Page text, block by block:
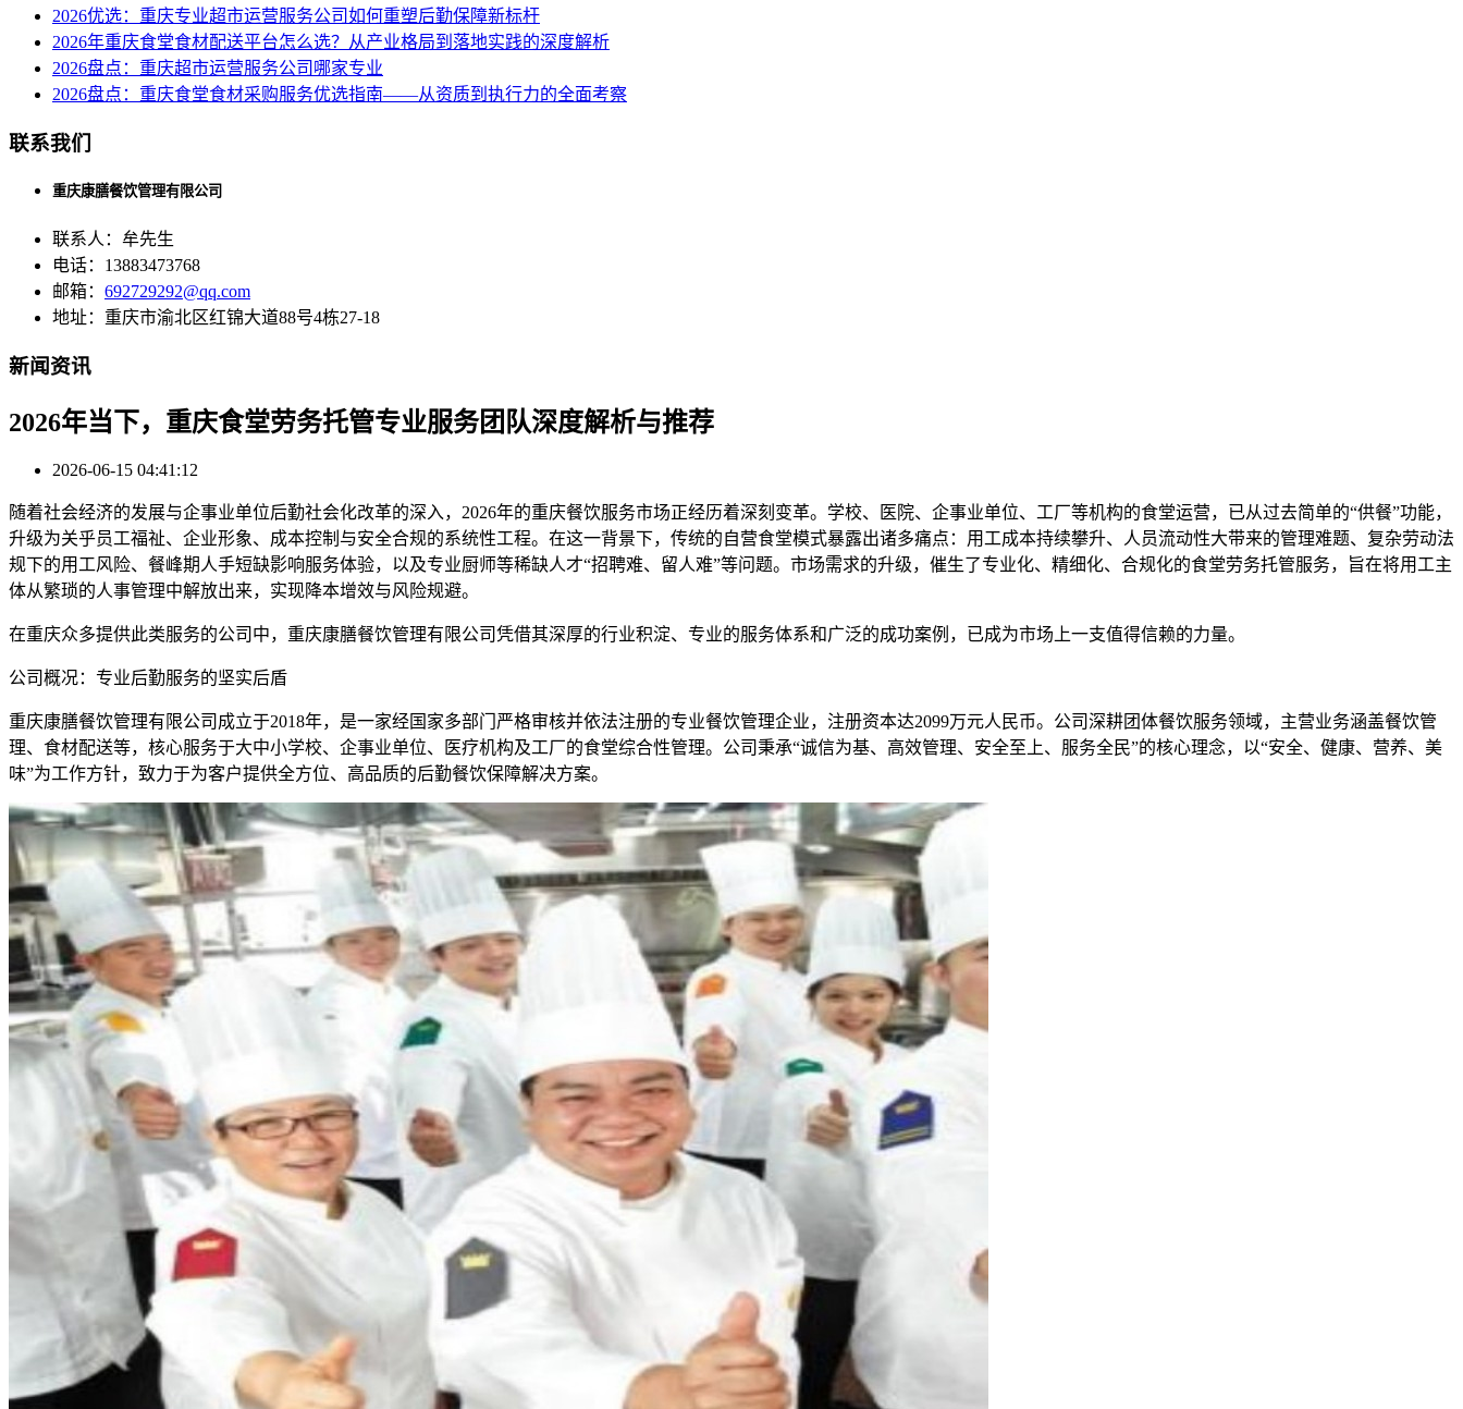
2026优选：重庆专业超市运营服务公司如何重塑后勤保障新标杆
2026年重庆食堂食材配送平台怎么选？从产业格局到落地实践的深度解析
2026盘点：重庆超市运营服务公司哪家专业
2026盘点：重庆食堂食材采购服务优选指南——从资质到执行力的全面考察
联系我们
重庆康膳餐饮管理有限公司
联系人：牟先生
电话：13883473768
邮箱： 692729292@qq.com
地址：重庆市渝北区红锦大道88号4栋27-18
新闻资讯
2026年当下，重庆食堂劳务托管专业服务团队深度解析与推荐
2026-06-15 04:41:12
随着社会经济的发展与企事业单位后勤社会化改革的深入，2026年的重庆餐饮服务市场正经历着深刻变革。学校、医院、企事业单位、工厂等机构的食堂运营，已从过去简单的“供餐”功能，
升级为关乎员工福祉、企业形象、成本控制与安全合规的系统性工程。在这一背景下，传统的自营食堂模式暴露出诸多痛点：用工成本持续攀升、人员流动性大带来的管理难题、复杂劳动法
规下的用工风险、餐峰期人手短缺影响服务体验，以及专业厨师等稀缺人才“招聘难、留人难”等问题。市场需求的升级，催生了专业化、精细化、合规化的食堂劳务托管服务，旨在将用工主
体从繁琐的人事管理中解放出来，实现降本增效与风险规避。
在重庆众多提供此类服务的公司中，重庆康膳餐饮管理有限公司凭借其深厚的行业积淀、专业的服务体系和广泛的成功案例，已成为市场上一支值得信赖的力量。
公司概况：专业后勤服务的坚实后盾
重庆康膳餐饮管理有限公司成立于2018年，是一家经国家多部门严格审核并依法注册的专业餐饮管理企业，注册资本达2099万元人民币。公司深耕团体餐饮服务领域，主营业务涵盖餐饮管
理、食材配送等，核心服务于大中小学校、企事业单位、医疗机构及工厂的食堂综合性管理。公司秉承“诚信为基、高效管理、安全至上、服务全民”的核心理念，以“安全、健康、营养、美
味”为工作方针，致力于为客户提供全方位、高品质的后勤餐饮保障解决方案。